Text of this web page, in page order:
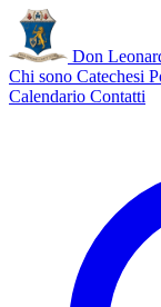
Don
Chi sono Catechesi
Calendario Contatti